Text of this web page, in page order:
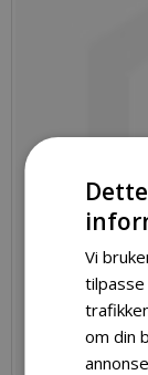
Vi
tilpasse
om din